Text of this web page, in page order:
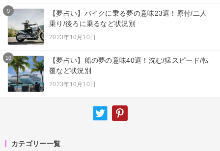
9
【夢占い】バイクに乗る夢の意味23選！原付/二人
乗り/後ろに乗るなど状況別
2023年10月10日
10
【夢占い】船の夢の意味40選！沈む/猛スピード/転
覆など状況別
2023年10月10日
カテゴリー一覧